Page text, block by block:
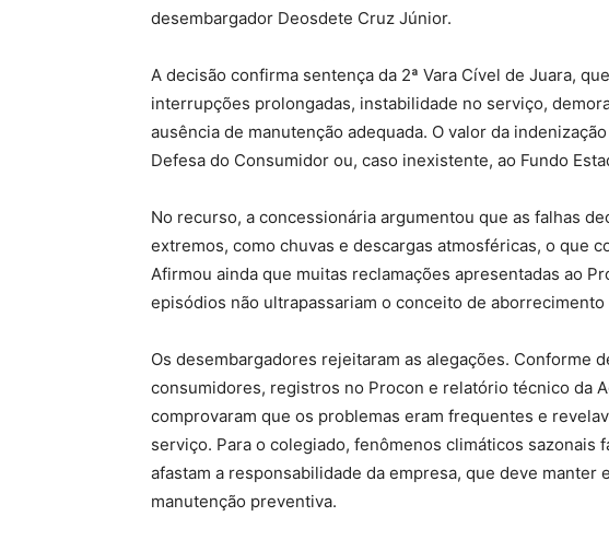
desembargador Deosdete Cruz Júnior.
A decisão confirma sentença da 2ª Vara Cível de Juara,
interrupções prolongadas, instabilidade no serviço,
ausência de manutenção adequada. O valor da
Defesa do Consumidor ou, caso inexistente, ao Fundo
No recurso, a concessionária argumentou que as falhas
extremos, como chuvas e descargas atmosféricas, o que
Afirmou ainda que muitas reclamações apresentadas ao
episódios não ultrapassariam o conceito de aborrecimento
Os desembargadores rejeitaram as alegações. Conforme
consumidores, registros no Procon e relatório técnico da
comprovaram que os problemas eram frequentes e
serviço. Para o colegiado, fenômenos climáticos sazonais
afastam a responsabilidade da empresa, que deve manter
manutenção preventiva.